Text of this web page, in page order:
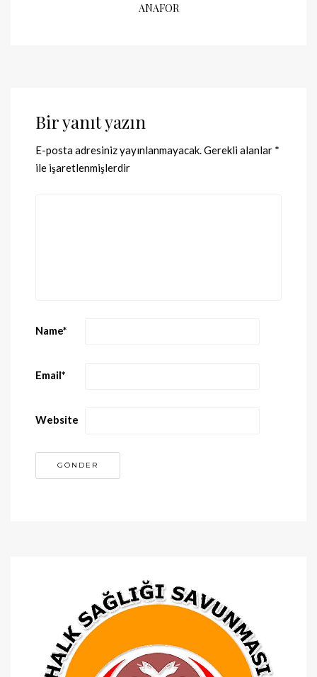
ANAFOR
Bir yanıt yazın
E-posta adresiniz yayınlanmayacak.Gerekli alanlar *
ile işaretlenmişlerdir
Name*
Email*
Website